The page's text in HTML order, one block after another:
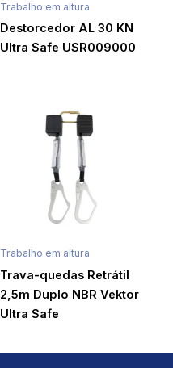
Trabalho em altura
Destorcedor AL 30 KN
Ultra Safe USR009000
Trabalho em altura
Trava-quedas Retrátil
2,5m Duplo NBR Vektor
Ultra Safe